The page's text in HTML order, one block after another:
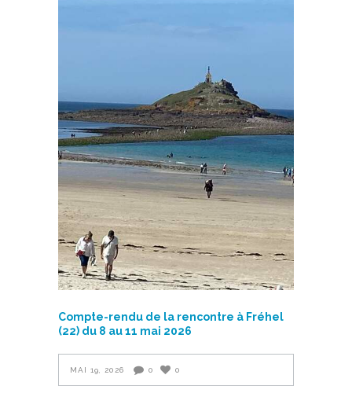
Compte-rendu de la rencontre à Fréhel
(22) du 8 au 11 mai 2026
MAI 19, 2026 0 0